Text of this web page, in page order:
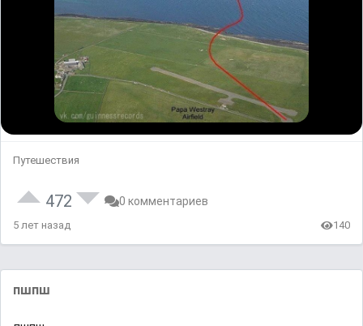
Путешествия
472 0 комментариев
5 лет назад 140
пшпш